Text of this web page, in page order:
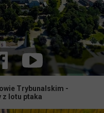
Trybunalskim -
z lotu ptaka